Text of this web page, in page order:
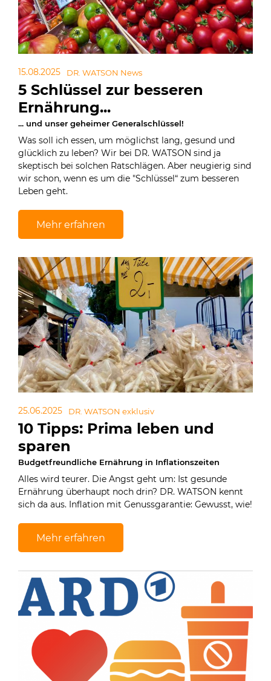
15.08.2025 DR. WATSON News
5 Schlüssel zur besseren
Ernährung...
... und unser geheimer Generalschlüssel!
Was soll ich essen, um möglichst lang, gesund und
glücklich zu leben? Wir bei DR. WATSON sind ja
skeptisch bei solchen Ratschlägen. Aber neugierig sind
wir schon, wenn es um die "Schlüssel“ zum besseren
Leben geht.
Mehr erfahren
25.06.2025 DR. WATSON exklusiv
10 Tipps: Prima leben und
sparen
Budgetfreundliche Ernährung in Inflationszeiten
Alles wird teurer. Die Angst geht um: Ist gesunde
Ernährung überhaupt noch drin? DR. WATSON kennt
sich da aus. Inflation mit Genussgarantie: Gewusst, wie!
Mehr erfahren